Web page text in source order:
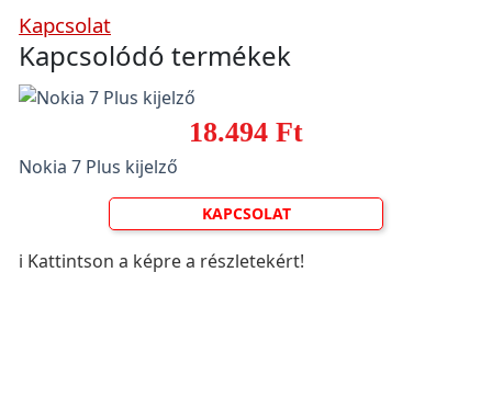
Kapcsolat
Kapcsolódó termékek
18.494 Ft
Nokia 7 Plus kijelző
KAPCSOLAT
ℹ️ Kattintson a képre a részletekért!